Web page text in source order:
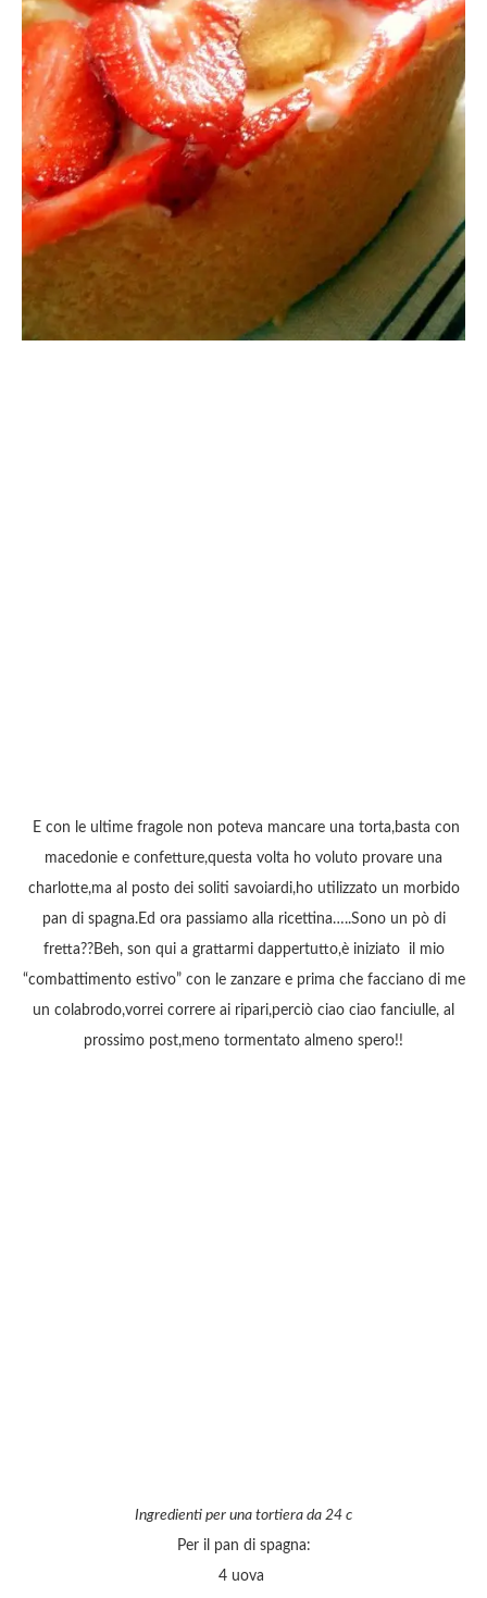
E con le ultime fragole non poteva mancare una torta,basta con
macedonie e confetture,questa volta ho voluto provare una
charlotte,ma al posto dei soliti savoiardi,ho utilizzato un morbido
pan di spagna.Ed ora passiamo alla ricettina…..Sono un pò di
fretta??Beh, son qui a grattarmi dappertutto,è iniziato il mio
“combattimento estivo” con le zanzare e prima che facciano di me
un colabrodo,vorrei correre ai ripari,perciò ciao ciao fanciulle, al
prossimo post,meno tormentato almeno spero!!
Ingredienti per una tortiera da 24 c
Per il pan di spagna:
4 uova